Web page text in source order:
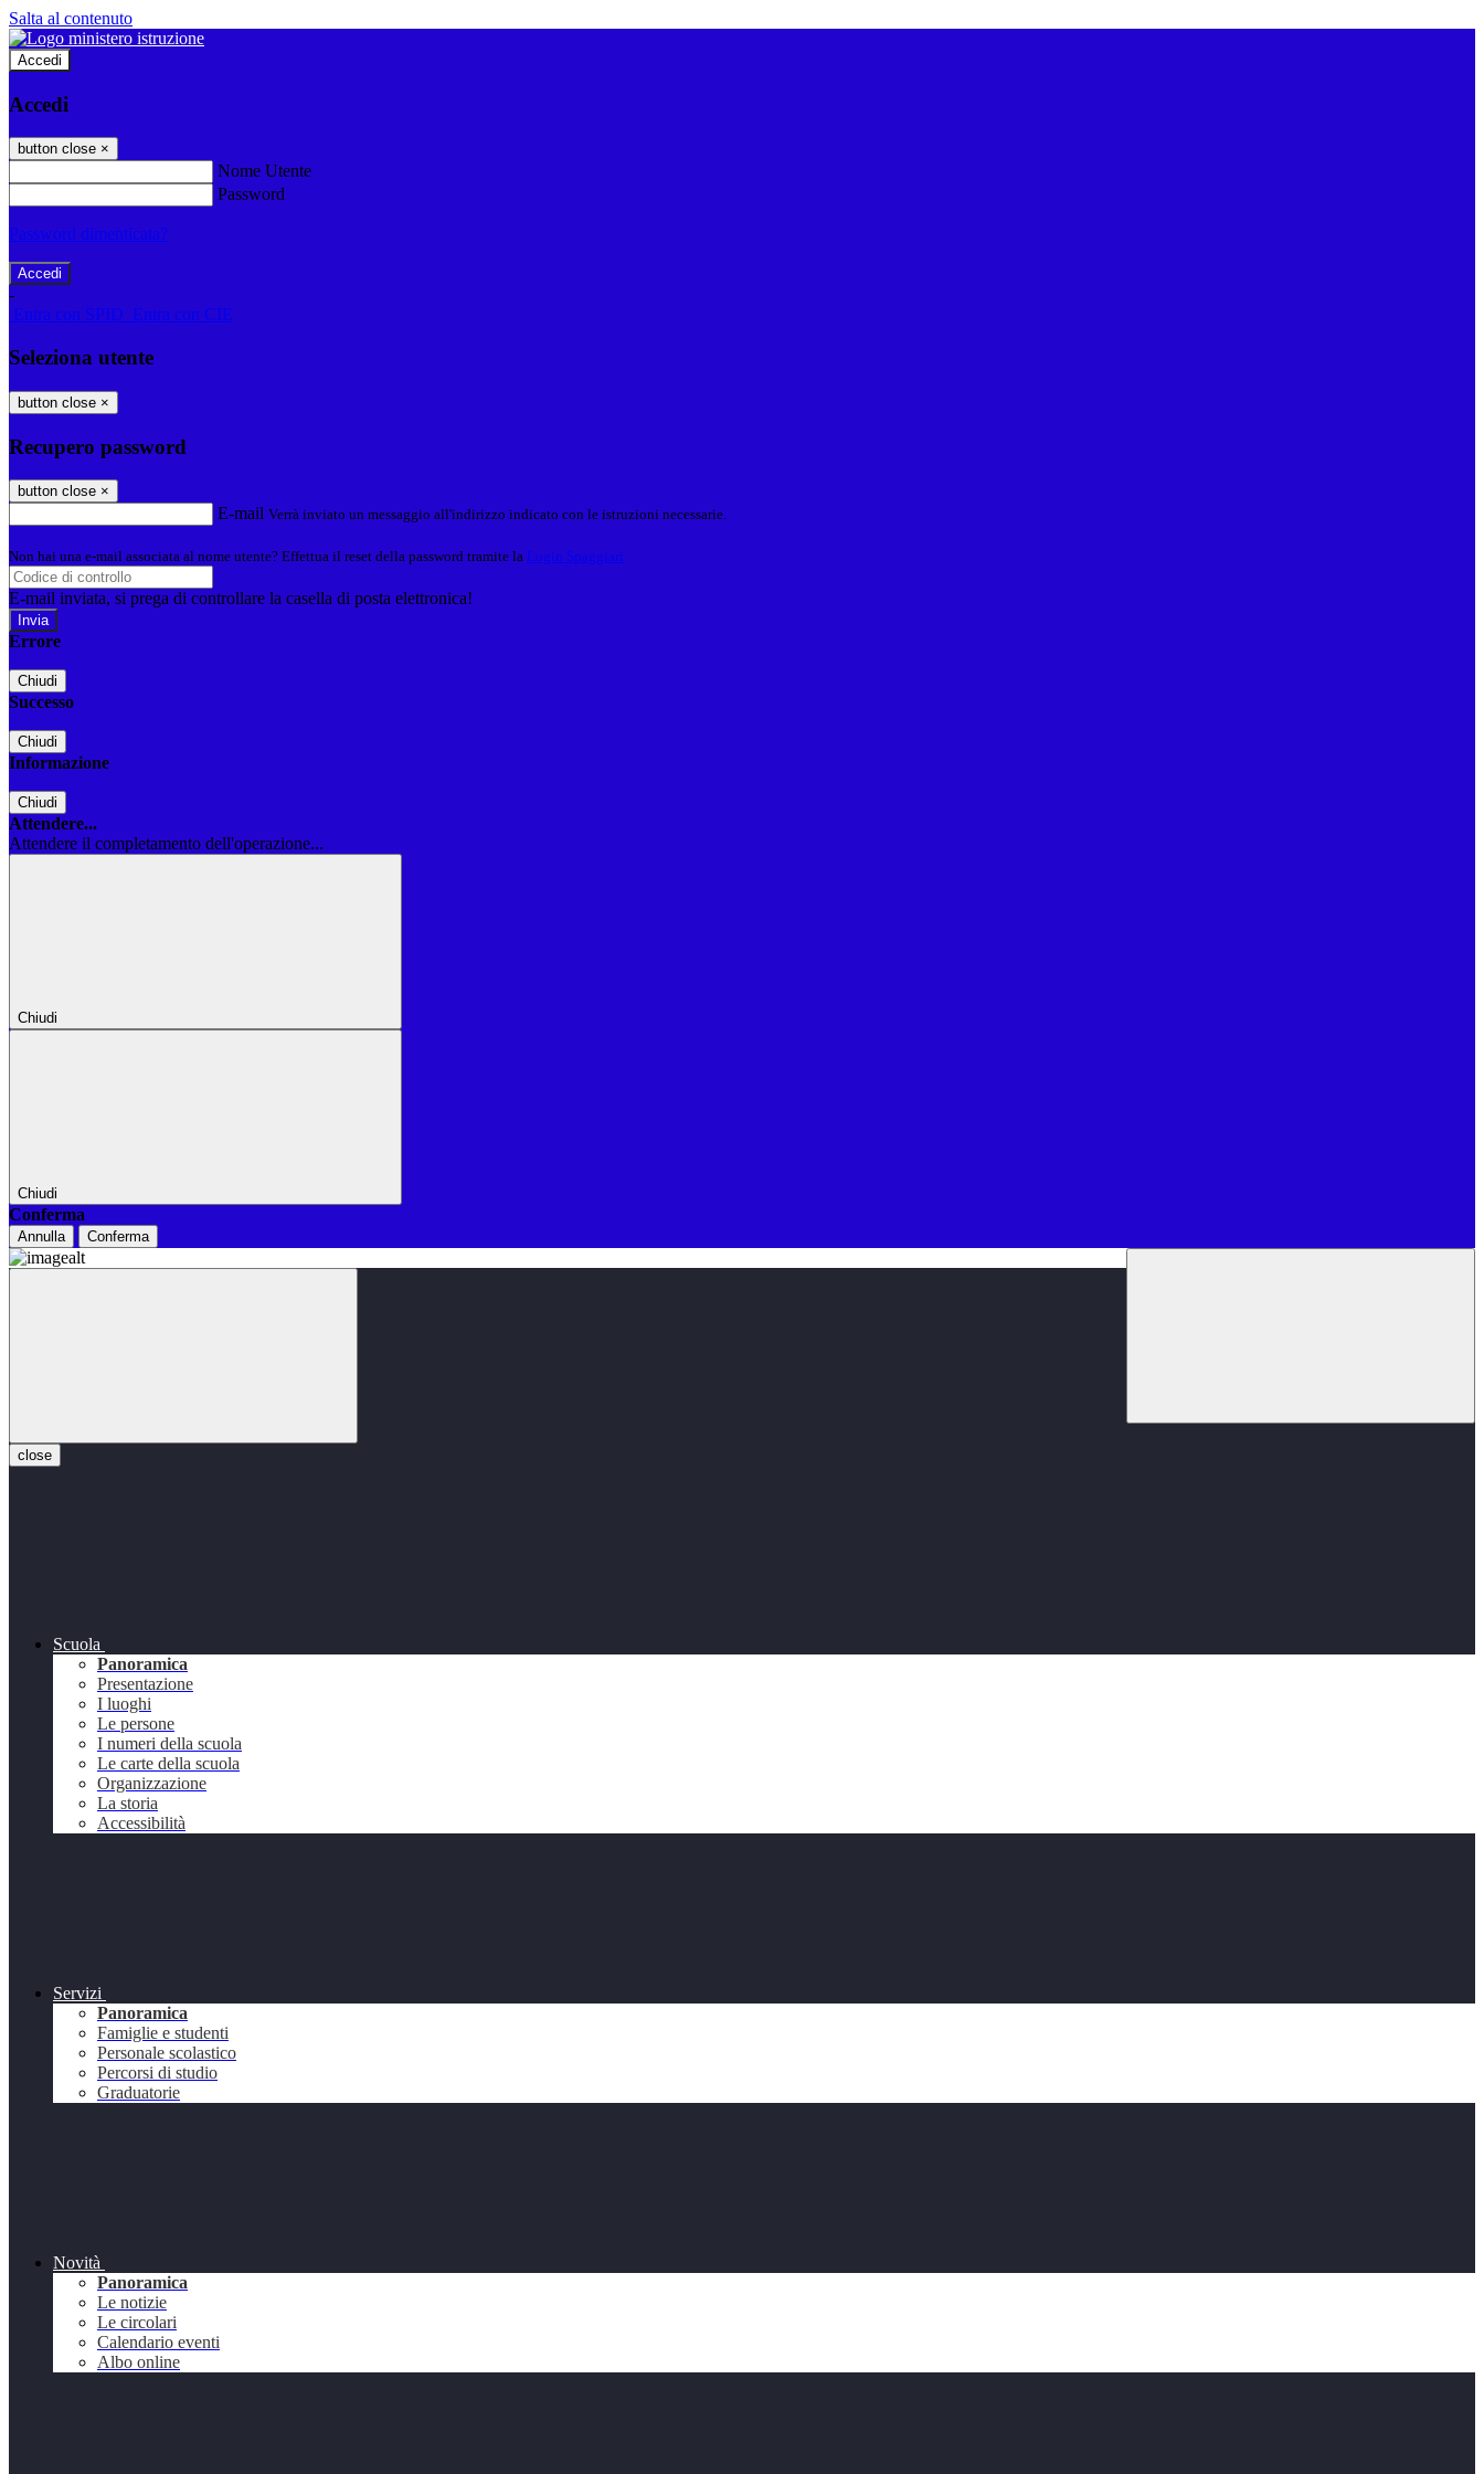
Salta al contenuto
Accedi
Accedi
button close ×
Nome Utente
Password
Password dimenticata?
-
Entra con SPID
Entra con CIE
Seleziona utente
button close ×
Recupero password
button close ×
E-mail Verrà inviato un messaggio all'indirizzo indicato con le istruzioni necessarie.
Non hai una e-mail associata al nome utente? Effettua il reset della password tramite la Login Spaggiari
E-mail inviata, si prega di controllare la casella di posta elettronica!
Errore
Chiudi
Successo
Chiudi
Informazione
Chiudi
Attendere...
Attendere il completamento dell'operazione...
Chiudi
Chiudi
Conferma
Annulla Conferma
close
Scuola
Panoramica
Presentazione
I luoghi
Le persone
I numeri della scuola
Le carte della scuola
Organizzazione
La storia
Accessibilità
Servizi
Panoramica
Famiglie e studenti
Personale scolastico
Percorsi di studio
Graduatorie
Novità
Panoramica
Le notizie
Le circolari
Calendario eventi
Albo online